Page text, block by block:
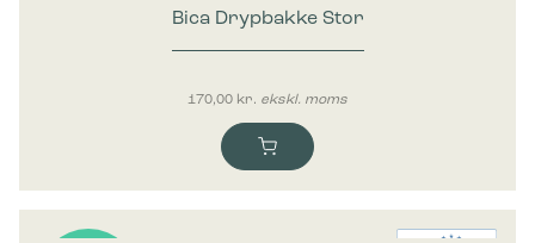
Bica Drypbakke Stor
170,00 kr. ekskl. moms